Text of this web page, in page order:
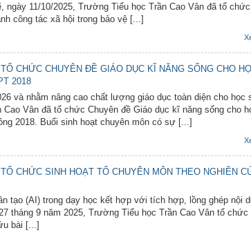
ngày 11/10/2025, Trường Tiểu học Trần Cao Vân đã tổ
công tác xã hội trong bảo vệ [...]
CHỨC CHUYÊN ĐỀ GIÁO DỤC KĨ NĂNG SỐNG CHO
2018
và nhằm nâng cao chất lượng giáo dục toàn diện cho học
Vân đã tổ chức Chuyên đề Giáo dục kĩ năng sống cho
2018. Buổi sinh hoạt chuyên môn có sự [...]
CHỨC SINH HOẠT TỔ CHUYÊN MÔN THEO NGHIÊN
trong dạy học kết hợp với tích hợp, lồng ghép nội
tháng 9 năm 2025, Trường Tiểu học Trần Cao Vân tổ chức
bài [...]